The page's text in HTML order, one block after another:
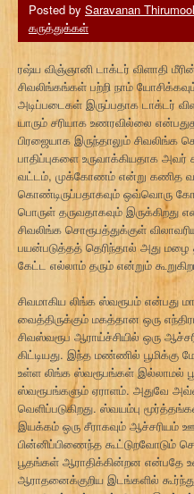
Posted by Saravanan
கருத்துக்கள்
ரஷ்ய விஞ்ஞானி டாக்டர் விளாதி
சிவலிங்கங்கள் பற்றி நாம்
அடிப்படைகள் இருப்பதாக டாக்டர்
யாரும் சரியாக உணரவில்லை
பிரஜையாக இருந்தாலும்
பாதிப்புகளை உருவாக்கியதாக அவர்
வட்டம், முக்கோணம் என்று கணித
கொண்டிருப்பதாகவும் ஒவ்வொரு
பொருள் தருவதாகவும் இருக்கிறது
சிவலிங்க சொரூபத்துக்குள்
பயன்படுத்தத் தெரிந்தால் அது மழை
கேட்ட எல்லாம் தரும் என்றும்
சிவமாகிய லிங்க ஸ்வரூபம் என்பது
வைத்திருக்கும் மகத்தான ஒரு
சிவஸ்வரூப ஆராய்ச்சியில் ஒரு
கிட்டியது. இந்த மண்ணில் பூமிக்கு
உள்ள லிங்க ஸ்வரூபங்கள் இல்லாமல்
ஸ்வரூபங்களும் ஏராளம். அதுவே
வெளிப்படுகிறது. ஸ்வயம்பு
இயக்கம் ஒரு சீராகவும் ஆச்சரியம்
பின்னிப்பிணைந்த கூட்டுறவோடும்
பூதங்கள் ஆராதிக்கின்றன என்பதே
ஆராதனைக்குறிய இடங்களில்